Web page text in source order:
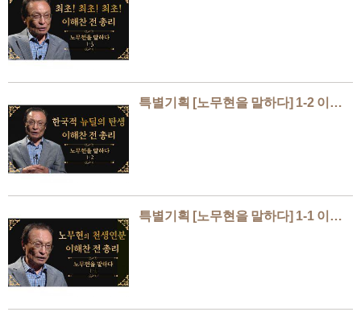
특별기획 [노무현을 말하다] 1-2 이해찬
특별기획 [노무현을 말하다] 1-1 이해찬